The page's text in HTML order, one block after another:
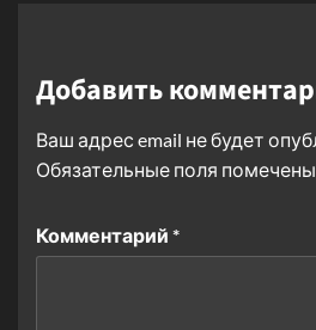
Добавить
Ваш адрес email не будет
Обязательные поля помечены
Комментарий *